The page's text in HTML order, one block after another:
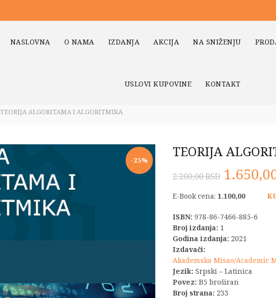
NASLOVNA O NAMA IZDANJA AKCIJA NA SNIŽENJU
USLOVI KUPOVINE KONTAKT
TEORIJA ALGORITAMA I ALGORITMIKA
-25%
TEORIJA
2.200,00RSD
cena
je
bila:
2.200,00
E-Book cena: 1.100,00
ISBN: 978-86-7466-885-6
Broj izdanja: 1
Godina izdanja: 2021
Izdavači:
Akademska Misao/Academic
Jezik: Srpski – Latinica
Povez: B5 broširan
Broj strana: 233